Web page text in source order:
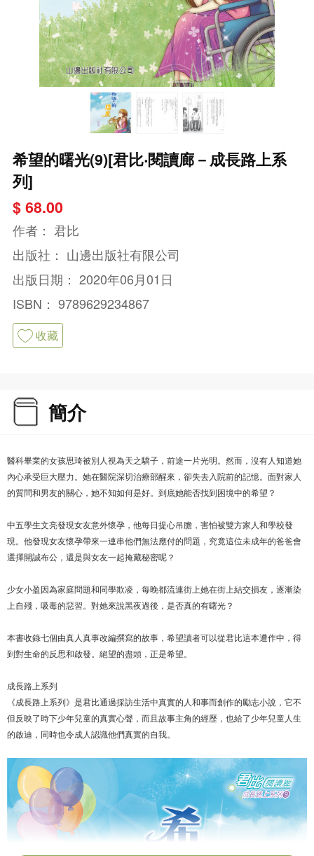
希望的曙光(9)[君比‧閱讀廊－成長路上系
列]
$ 68.00
作者： 君比
出版社： 山邊出版社有限公司
出版日期： 2020年06月01日
ISBN： 9789629234867
收藏
簡介
醫科畢業的女孩思琦被別人視為天之驕子，前途一片光明。然而，沒有人知道她
內心承受巨大壓力。她在醫院深切治療部醒來，卻失去入院前的記憶。面對家人
的質問和男友的關心，她不知如何是好。到底她能否找到困境中的希望？
中五學生文亮發現女友意外懷孕，他每日提心吊膽，害怕被雙方家人和學校發
現。他發現女友懷孕帶來一連串他們無法應付的問題，究竟這位未成年的爸爸會
選擇開誠布公，還是與女友一起掩藏秘密呢？
少女小盈因為家庭問題和同學欺凌，每晚都流連街上她在街上結交損友，逐漸染
上自殘，吸毒的惡習。對她來說黑夜過後，是否真的有曙光？
本書收錄七個由真人真事改編撰寫的故事，希望讀者可以從君比這本遭作中，得
到對生命的反思和啟發。絕望的盡頭，正是希望。
成長路上系列
《成長路上系列》是君比通過採訪生活中真實的人和事而創作的勵志小說，它不
但反映了時下少年兒童的真實心聲，而且故事主角的經歷，也給了少年兒童人生
的啟迪，同時也令成人認識他們真實的自我。